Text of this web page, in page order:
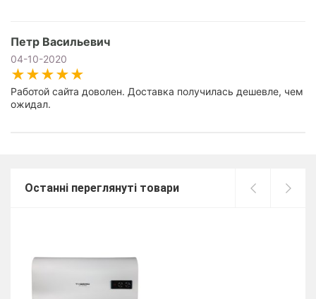
Петр Васильевич
04-10-2020
Работой сайта доволен. Доставка получилась дешевле, чем
ожидал.
Останні переглянуті товари